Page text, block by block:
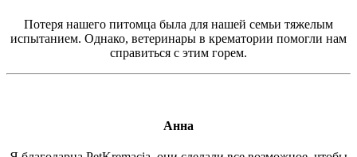
Потеря нашего питомца была для нашей семьи тяжелым
испытанием. Однако, ветеринары в крематории помогли нам
справиться с этим горем.
Анна